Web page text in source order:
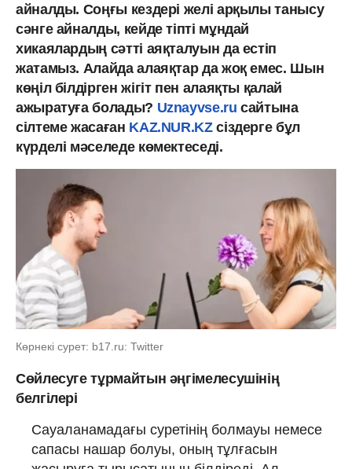
айналды. Соңғы кездері желі арқылы танысу
сәнге айналды, кейде тіпті мұндай
хикаялардың сәтті аяқталуын да естіп
жатамыз. Алайда алаяқтар да жоқ емес. Шын
көңіл білдірген жігіт пен алаяқты қалай
ажыратуға болады? Uznayvse.ruсайтына
сілтеме жасаған KAZ.NUR.KZсіздерге бұл
күрделі мәселеде көмектеседі.
Көрнекі сурет: b17.ru: Twitter
Сөйлесуге тұрмайтын әңгімелесушінің
белгілері
Сауаланамадағы суретінің болмауы немесе
сапасы нашар болуы, оның тұлғасын